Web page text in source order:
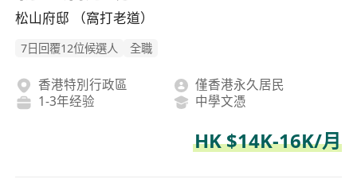
松山府邸 （窩打老道）
7日回覆12位候選人 全職
香港特別行政區
僅香港永久居民
1-3年经验
中學文憑
HK $14K-16K/月